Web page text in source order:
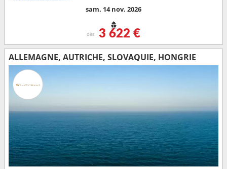
sam. 14 nov. 2026
dès 3 622 €
ALLEMAGNE, AUTRICHE, SLOVAQUIE, HONGRIE